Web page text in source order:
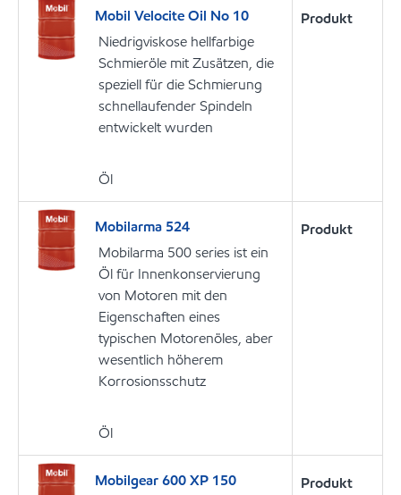
Mobil Velocite Oil No 10
Niedrigviskose hellfarbige
Schmieröle mit Zusätzen, die
speziell für die Schmierung
schnellaufender Spindeln
entwickelt wurden
Öl
Produkt
Mobilarma 524
Mobilarma 500 series ist ein
Öl für Innenkonservierung
von Motoren mit den
Eigenschaften eines
typischen Motorenöles, aber
wesentlich höherem
Korrosionsschutz
Öl
Produkt
Mobilgear 600 XP 150
Produkt